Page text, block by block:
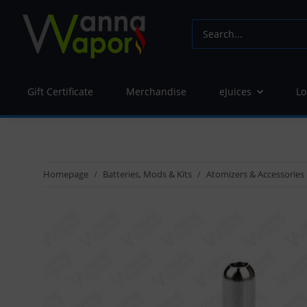
Gift Certificate Merchandise eJuices
Homepage Batteries, Mods & Kits Atomizers & Accessories